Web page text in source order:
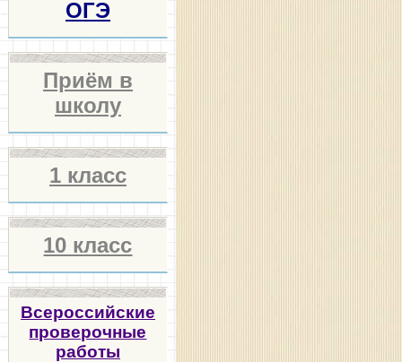
ОГЭ
Приём в
школу
1 класс
10 класс
Всероссийские
проверочные
работы